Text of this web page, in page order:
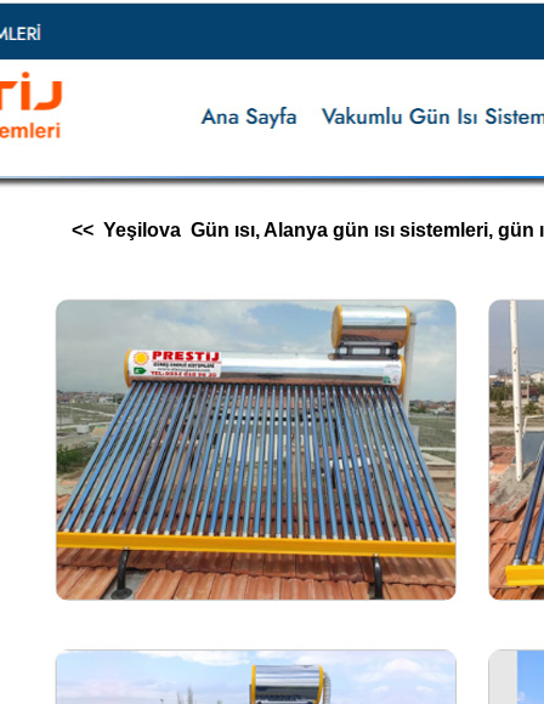
<< Yeşilova Gün ısı, Alanya gün ısı sistemleri, gün